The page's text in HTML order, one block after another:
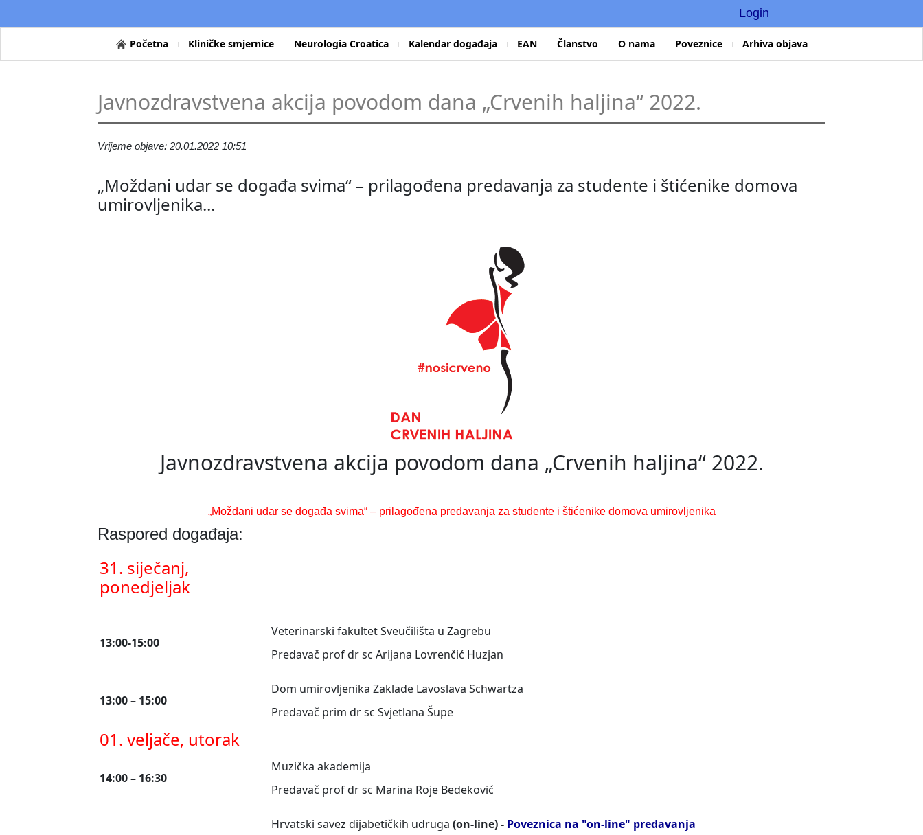
Login
Početna Kliničke smjernice Neurologia Croatica Kalendar događaja EAN Članstvo O nama Poveznice Arhiva objava
Javnozdravstvena akcija povodom dana „Crvenih haljina“ 2022.
Vrijeme objave: 20.01.2022 10:51
„Moždani udar se događa svima“ – prilagođena predavanja za studente i štićenike domova
umirovljenika...
Javnozdravstvena akcija povodom dana „Crvenih haljina“ 2022.
„Moždani udar se događa svima“ – prilagođena predavanja za studente i štićenike domova umirovljenika
Raspored događaja:
31. siječanj,
ponedjeljak
13:00-15:00
Veterinarski fakultet Sveučilišta u Zagrebu
Predavač prof dr sc Arijana Lovrenčić Huzjan
13:00 – 15:00
Dom umirovljenika Zaklade Lavoslava Schwartza
Predavač prim dr sc Svjetlana Šupe
01. veljače, utorak
14:00 – 16:30
Muzička akademija
Predavač prof dr sc Marina Roje Bedeković
Hrvatski savez dijabetičkih udruga (on-line) - Poveznica na "on-line" predavanja